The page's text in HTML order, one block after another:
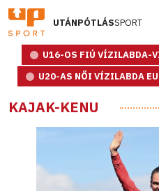
UTÁNPÓTLÁSSPORT
U16-OS FIÚ VÍZILABDA-
U20-AS NŐI VÍZILABDA
KAJAK-KENU